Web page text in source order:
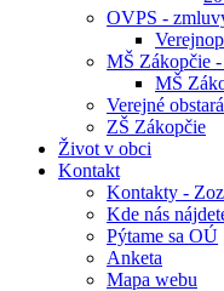
OVPS -
MŠ Zákopčie
MŠ
Verejné
ZŠ Zákopčie
Život v obci
Kontakt
Kontakty -
Kde nás
Pýtame sa OÚ
Anketa
Mapa webu